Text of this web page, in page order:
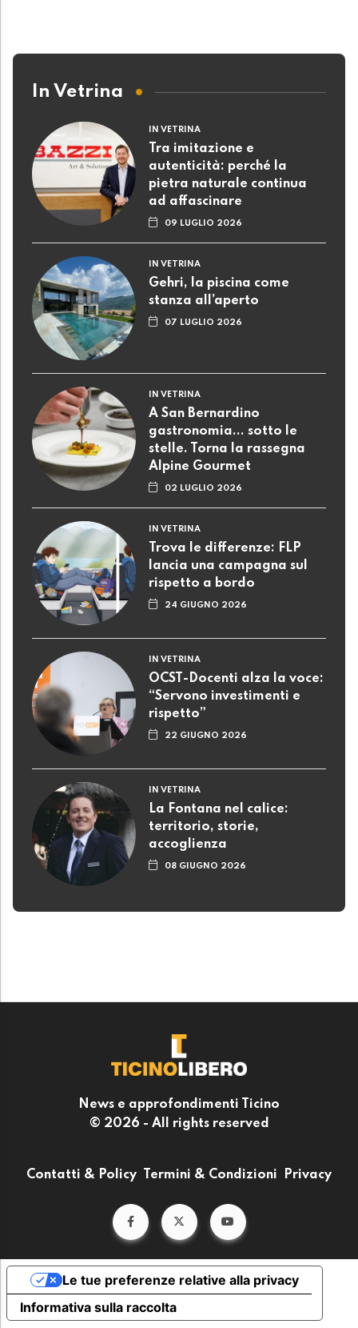
In Vetrina
IN VETRINA
Tra imitazione e
autenticità: perché la
pietra naturale continua
ad affascinare
09 LUGLIO 2026
IN VETRINA
Gehri, la piscina come
stanza all’aperto
07 LUGLIO 2026
IN VETRINA
A San Bernardino
gastronomia... sotto le
stelle. Torna la rassegna
Alpine Gourmet
02 LUGLIO 2026
IN VETRINA
Trova le differenze: FLP
lancia una campagna sul
rispetto a bordo
24 GIUGNO 2026
IN VETRINA
OCST-Docenti alza la voce:
“Servono investimenti e
rispetto”
22 GIUGNO 2026
IN VETRINA
La Fontana nel calice:
territorio, storie,
accoglienza
08 GIUGNO 2026
News e approfondimenti Ticino
© 2026 - All rights reserved
Contatti & Policy Termini & Condizioni Privacy
Informativa sulla raccolta
Le tue preferenze relative alla privacy